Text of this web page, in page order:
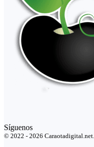
Síguenos
© 2022 - 2026 Caraotadigital.net.